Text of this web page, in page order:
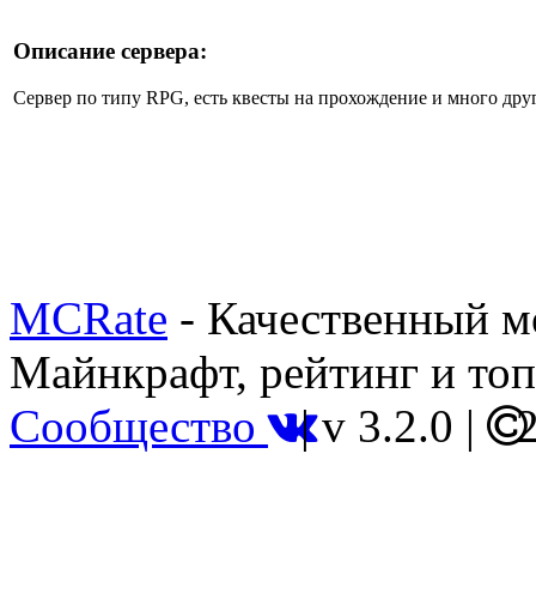
Описание сервера:
Сервер по типу RPG, есть квесты на прохождение и много
MCRate - Качественный
Майнкрафт, рейтинг и
Сообщество |v 3.2.0 |